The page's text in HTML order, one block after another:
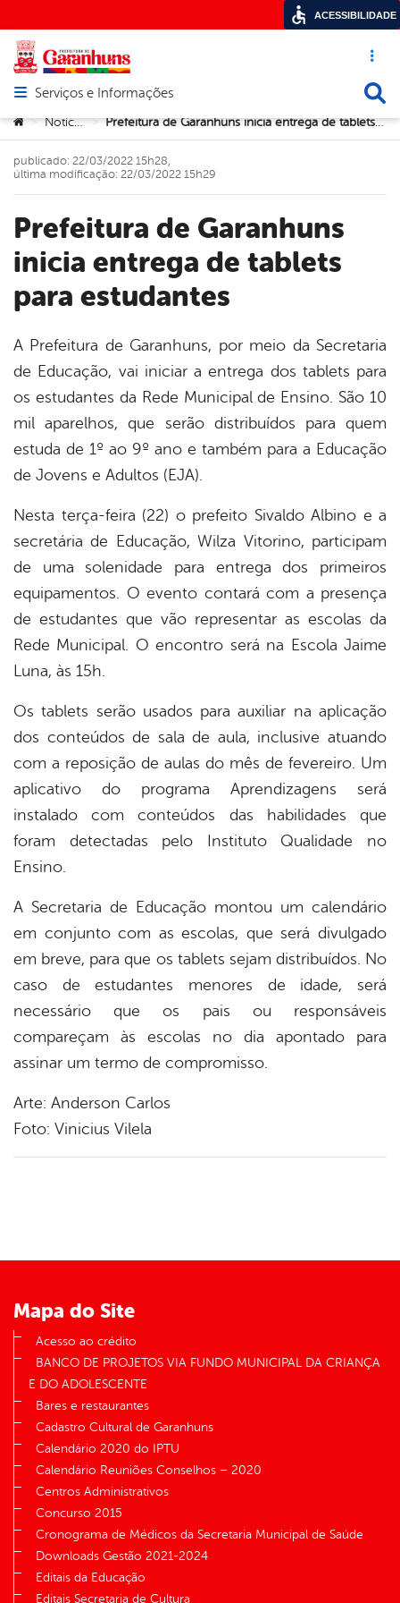
Acesso
Abrir menu principal de navegação
Serviços e Informações
Você está aqui:
> Notícias > Prefeitura de Garanhuns inicia entrega de tablets para estudantes
Prefeitura de Garanhuns
inicia entrega de tablets
para estudantes
publicado: 22/03/2022 15h28,
última modificação: 22/03/2022 15h29
A Prefeitura de Garanhuns, por meio da Secretaria
de Educação, vai iniciar a entrega dos tablets para
os estudantes da Rede Municipal de Ensino. São 10
mil aparelhos, que serão distribuídos para quem
estuda de 1º ao 9º ano e também para a Educação
de Jovens e Adultos (EJA).
Nesta terça-feira (22) o prefeito Sivaldo Albino e a
secretária de Educação, Wilza Vitorino, participam
de uma solenidade para entrega dos primeiros
equipamentos. O evento contará com a presença
de estudantes que vão representar as escolas da
Rede Municipal. O encontro será na Escola Jaime
Luna, às 15h.
Os tablets serão usados para auxiliar na aplicação
dos conteúdos de sala de aula, inclusive atuando
com a reposição de aulas do mês de fevereiro. Um
aplicativo do programa Aprendizagens será
instalado com conteúdos das habilidades que
foram detectadas pelo Instituto Qualidade no
Ensino.
A Secretaria de Educação montou um calendário
em conjunto com as escolas, que será divulgado
em breve, para que os tablets sejam distribuídos. No
caso de estudantes menores de idade, será
necessário que os pais ou responsáveis
compareçam às escolas no dia apontado para
assinar um termo de compromisso.
Arte: Anderson Carlos
Foto: Vinicius Vilela
Mapa do Site
Acesso ao crédito
BANCO DE PROJETOS VIA FUNDO MUNICIPAL DA CRIANÇA
E DO ADOLESCENTE
Bares e restaurantes
Cadastro Cultural de Garanhuns
Calendário 2020 do IPTU
Calendário Reuniões Conselhos – 2020
Centros Administrativos
Concurso 2015
Cronograma de Médicos da Secretaria Municipal de Saúde
Downloads Gestão 2021-2024
Editais da Educação
Editais Secretaria de Cultura
ACESSIBILIDADE